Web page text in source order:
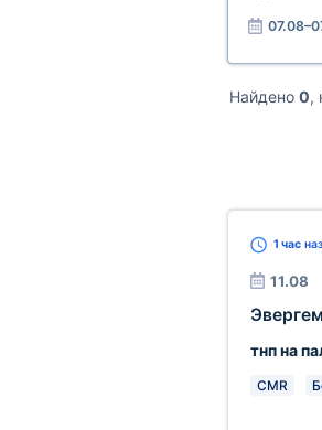
Найдено 0,
1 час
11.08
Эвергем
тнп на
CMR